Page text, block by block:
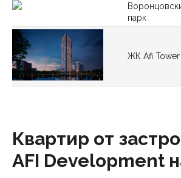
парк
ЖК Afi Tower
Квартир от
AFI Development